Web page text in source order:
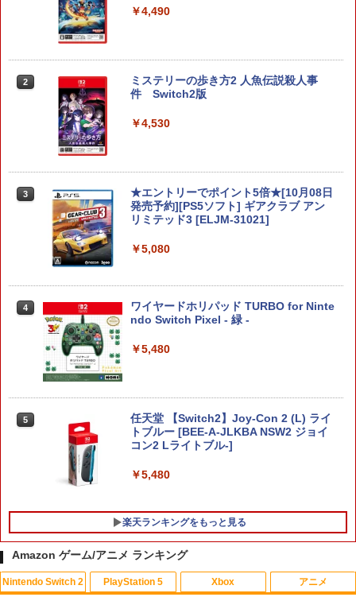
￥4,490
2
ミステリーの歩き方2 人魚伝説殺人事
件 Switch2版
￥4,530
3
★エントリーでポイント5倍★[10月08日
発売予約][PS5ソフト] ギアクラブ アン
リミテッド3 [ELJM-31021]
￥5,080
4
ワイヤードホリパッド TURBO for Ninte
ndo Switch Pixel - 緑 -
￥5,480
5
任天堂 【Switch2】Joy-Con 2 (L) ライ
トブルー [BEE-A-JLKBA NSW2 ジョイ
コン2 Lライトブル-]
￥5,480
楽天ランキングをもっと見る
1 【ホリ公式】【SONYライセンス商品】
1 【中古】スーパーダンガンロンパ2 さよ
1 【中古】【未使用品】アバター：ファイ
Amazon ゲーム/アニメ ランキング
Nintendo Switch 2 PlayStation 5 Xbox アニメ